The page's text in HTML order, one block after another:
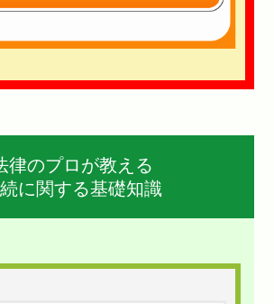
律のプロが教える
に関する基礎知識